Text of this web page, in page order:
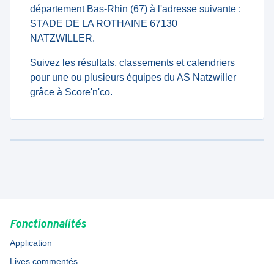
département Bas-Rhin (67) à l'adresse suivante :
STADE DE LA ROTHAINE 67130
NATZWILLER.
Suivez les résultats, classements et calendriers
pour une ou plusieurs équipes du AS Natzwiller
grâce à Score'n'co.
Fonctionnalités
Application
Lives commentés